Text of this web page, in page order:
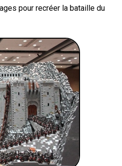
pour recréer la bataille du